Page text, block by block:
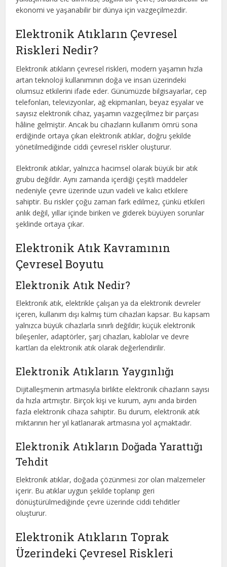
ekonomi ve yaşanabilir bir dünya için vazgeçilmezdir.
Elektronik Atıkların Çevresel
Riskleri Nedir?
Elektronik atıkların çevresel riskleri, modern yaşamın hızla
artan teknoloji kullanımının doğa ve insan üzerindeki
olumsuz etkilerini ifade eder. Günümüzde bilgisayarlar, cep
telefonları, televizyonlar, ağ ekipmanları, beyaz eşyalar ve
sayısız elektronik cihaz, yaşamın vazgeçilmez bir parçası
hâline gelmiştir. Ancak bu cihazların kullanım ömrü sona
erdiğinde ortaya çıkan elektronik atıklar, doğru şekilde
yönetilmediğinde ciddi çevresel riskler oluşturur.
Elektronik atıklar, yalnızca hacimsel olarak büyük bir atık
grubu değildir. Aynı zamanda içerdiği çeşitli maddeler
nedeniyle çevre üzerinde uzun vadeli ve kalıcı etkilere
sahiptir. Bu riskler çoğu zaman fark edilmez, çünkü etkileri
anlık değil, yıllar içinde biriken ve giderek büyüyen sorunlar
şeklinde ortaya çıkar.
Elektronik Atık Kavramının
Çevresel Boyutu
Elektronik Atık Nedir?
Elektronik atık, elektrikle çalışan ya da elektronik devreler
içeren, kullanım dışı kalmış tüm cihazları kapsar. Bu kapsam
yalnızca büyük cihazlarla sınırlı değildir; küçük elektronik
bileşenler, adaptörler, şarj cihazları, kablolar ve devre
kartları da elektronik atık olarak değerlendirilir.
Elektronik Atıkların Yaygınlığı
Dijitalleşmenin artmasıyla birlikte elektronik cihazların sayısı
da hızla artmıştır. Birçok kişi ve kurum, aynı anda birden
fazla elektronik cihaza sahiptir. Bu durum, elektronik atık
miktarının her yıl katlanarak artmasına yol açmaktadır.
Elektronik Atıkların Doğada Yarattığı
Tehdit
Elektronik atıklar, doğada çözünmesi zor olan malzemeler
içerir. Bu atıklar uygun şekilde toplanıp geri
dönüştürülmediğinde çevre üzerinde ciddi tehditler
oluşturur.
Elektronik Atıkların Toprak
Üzerindeki Çevresel Riskleri